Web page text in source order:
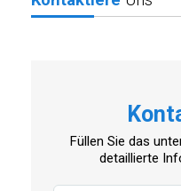
Füllen Sie das
detaillierte